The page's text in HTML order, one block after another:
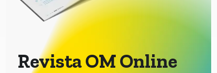
Revista OM Online